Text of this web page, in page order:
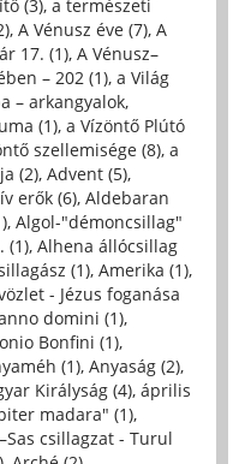
(3), a természeti
, A Vénusz éve (7), A
17. (1), A Vénusz–
– 202 (1), a Világ
– arkangyalok,
(1), a Vízöntő Plútó
szellemisége (8), a
(2), Advent (5),
erők (6), Aldebaran
, Algol-"démoncsillag"
(1), Alhena állócsillag
(1), Amerika (1),
- Jézus foganása
domini (1),
Bonfini (1),
(1), Anyaság (2),
Királyság (4), április
madara" (1),
csillagzat - Turul